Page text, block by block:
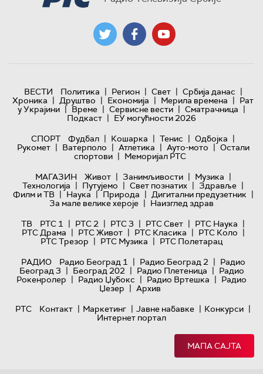
ВЕСТИ Политика | Регион | Свет | Србија данас |
Хроника | Друштво | Економија | Мерила времена | Рат
у Украјини | Време | Сервисне вести | Сматрачница |
Подкаст | ЕУ могућности 2026
СПОРТ
Фудбал | Кошарка | Тенис | Одбојка |
Рукомет | Ватерполо | Атлетика | Ауто-мото | Остали
спортови | Меморијал РТС
МАГАЗИН
Живот | Занимљивости | Музика |
Технологијa | Путујемо | Свет познатих | Здравље |
Филм и ТВ | Наука | Природа | Дигитални предузетник |
За мале велике хероје | Наизглед здрав
ТВ
РТС 1 | РТС 2 | РТС 3 | РТС Свет | РТС Наука |
РТС Драма | РТС Живот | РТС Класика | РТС Коло |
РТС Трезор | РТС Музика | РТС Полетарац
РАДИО
Радио Београд 1 | Радио Београд 2 | Радио
Београд 3 | Београд 202 | Радио Плетеница | Радио
Рокенролер | Радио Џубокс | Радио Вртешка | Радио
Џезер | Архив
РТС
Контакт | Маркетинг | Јавне набавке | Конкурси |
Интернет портал
МАПА САЈТА